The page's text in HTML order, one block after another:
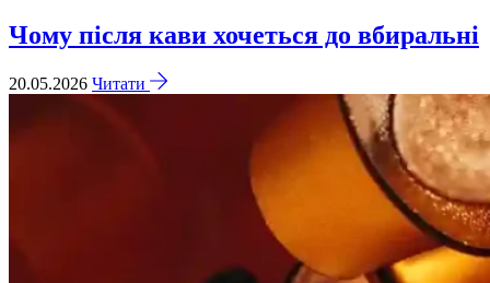
Чому після кави хочеться до вбиральні
20.05.2026 Читати